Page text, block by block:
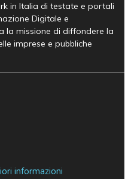
in Italia di testate e portali
Digitale e
la missione di diffondere la
imprese e pubbliche
informazioni